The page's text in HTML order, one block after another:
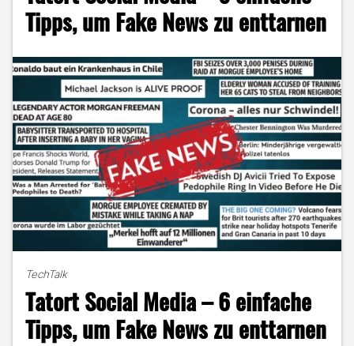
Social
Media
FOMO
verstärkt"
Tipps, um Fake News zu enttarnen
TechTalk
Tatort Social Media – 6 einfache
Tipps, um Fake News zu enttarnen